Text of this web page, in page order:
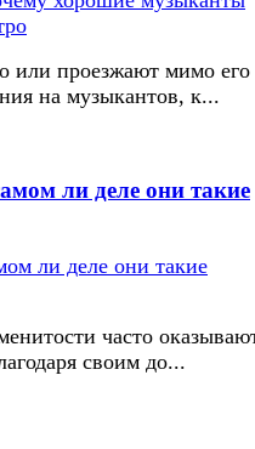
или проезжают мимо его
на музыкантов, к...
ли деле они такие
часто
своим до...